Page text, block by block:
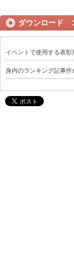
ダウンロード
イベントで使用する表
身内のランキング記事作